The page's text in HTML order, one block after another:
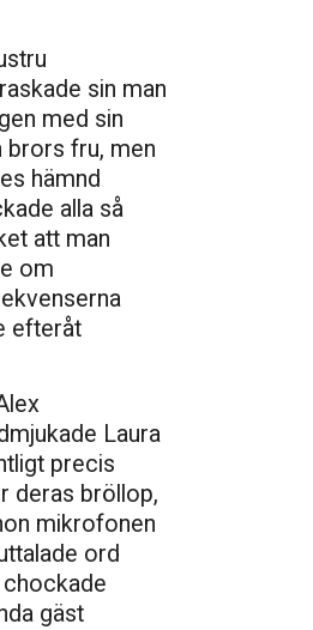
sin man
med sin
brors fru, men
hämnd
alla så
att man
om
efteråt
Laura
precis
deras bröllop,
mikrofonen
ord
gäst